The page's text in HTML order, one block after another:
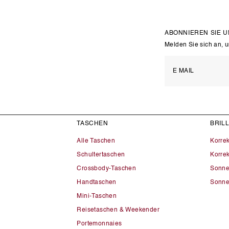
ABONNIEREN SIE
Melden Sie sich an,
TASCHEN
Alle Taschen
Schultertaschen
Crossbody-Taschen
Handtaschen
Mini-Taschen
Reisetaschen & Weekender
Portemonnaies